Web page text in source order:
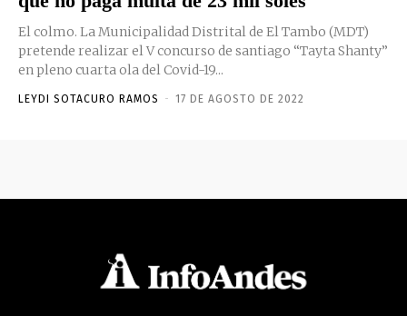
El colmo. La Municipalidad Distrital de El Tambo (MDT)
pretende realizar el V concurso de santiago “Tayta Shanty”
en pleno cuarta ola del Covid-19...
LEYDI SOTACURO RAMOS - 17 DE AGOSTO DE 2022